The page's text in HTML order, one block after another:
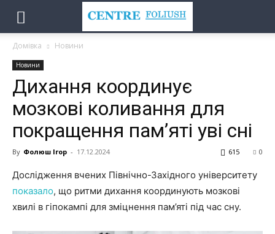
Домівка Новини
Новини
Дихання координує
мозкові коливання для
покращення пам’яті уві сні
By Фолюш Ігор - 17.12.2024 0
615
Дослідження вчених Північно-Західного університету
показало, що ритми дихання координують мозкові
хвилі в гіпокампі для зміцнення пам’яті під час сну.